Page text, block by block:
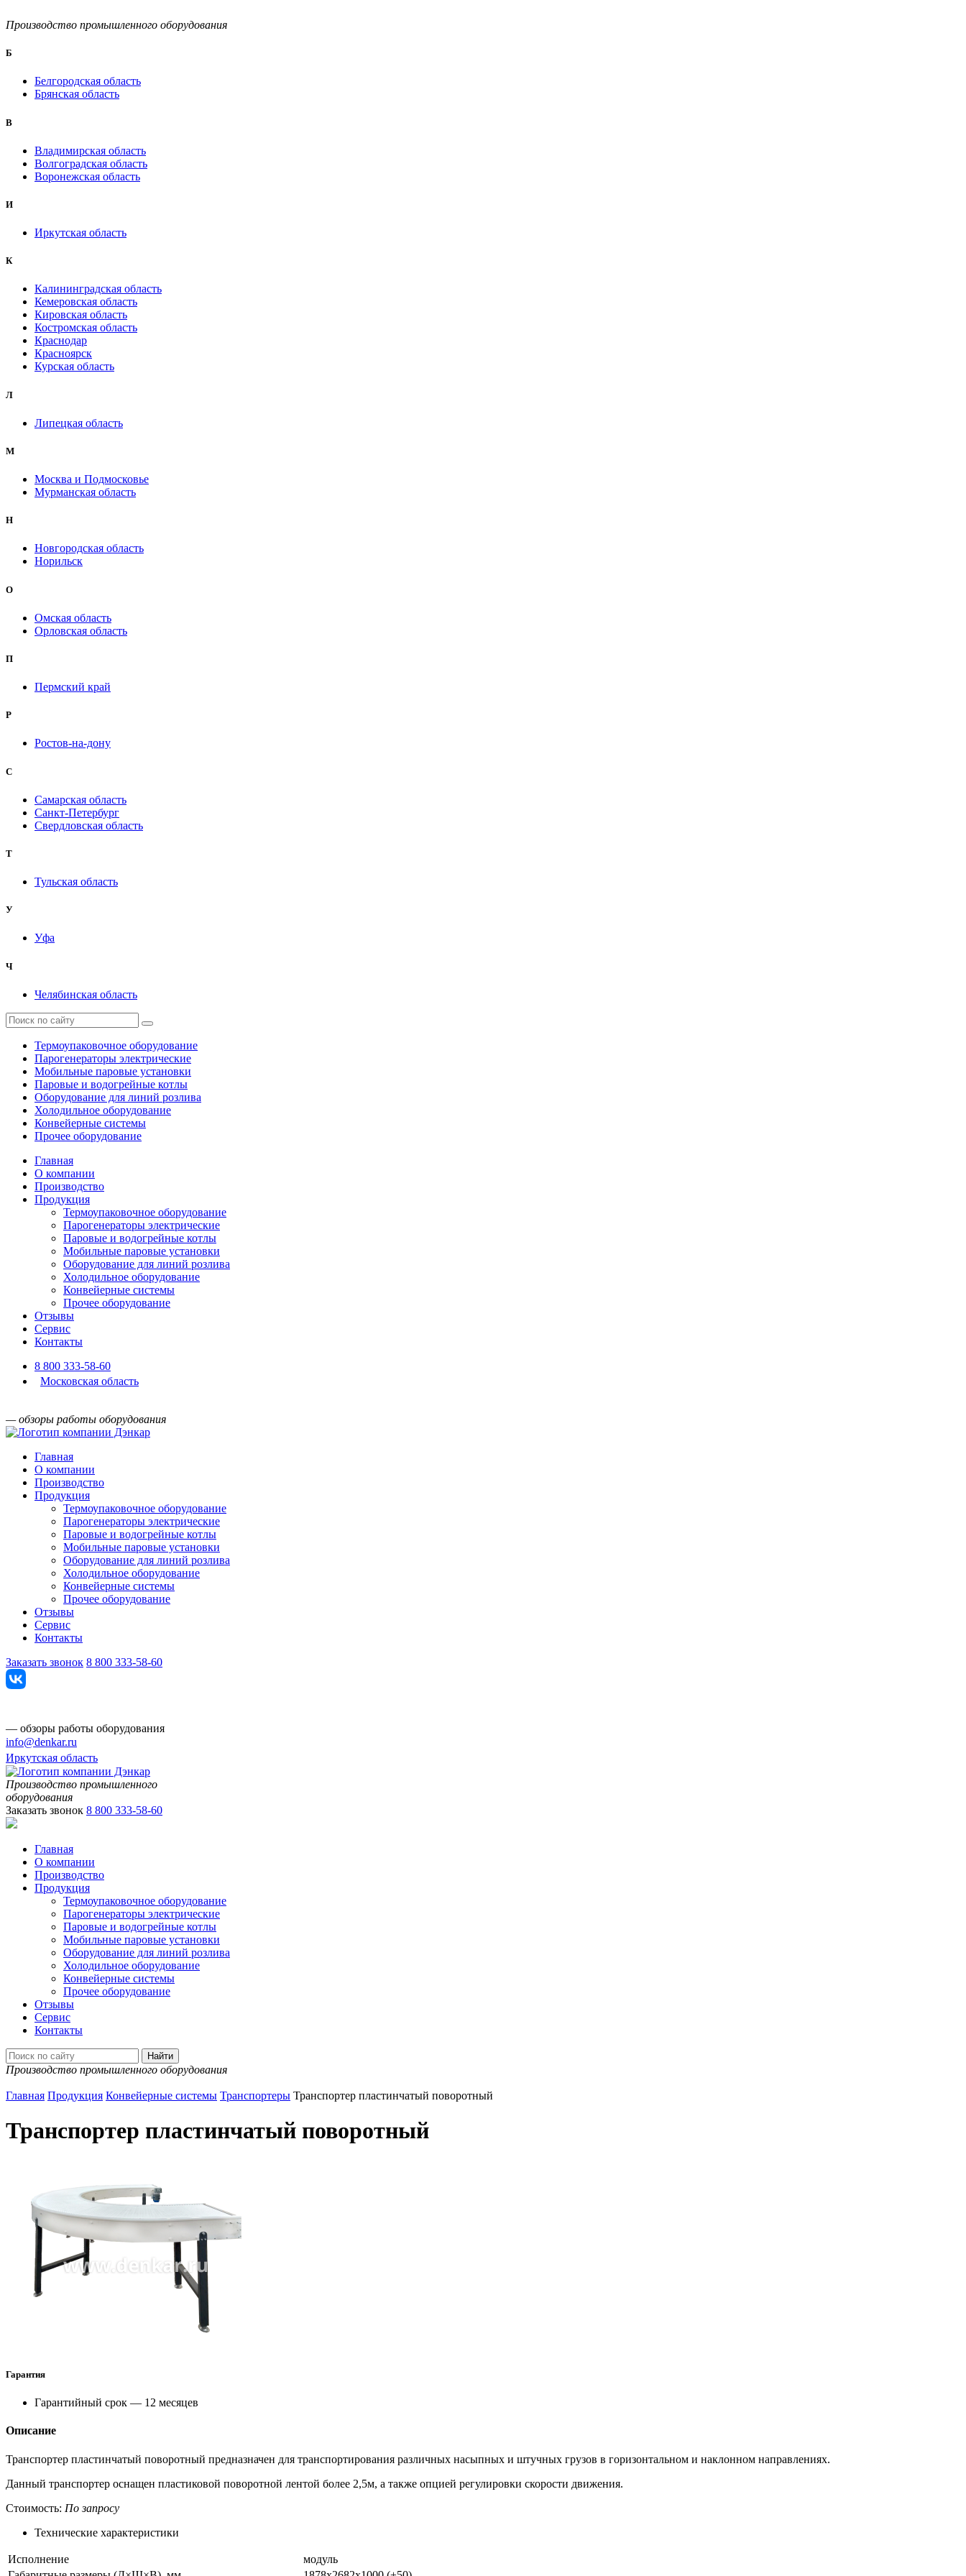
Производство промышленного оборудования
Б
Белгородская область
Брянская область
B
Владимирская область
Волгоградская область
Воронежская область
И
Иркутская область
К
Калининградская область
Кемеровская область
Кировская область
Костромская область
Краснодар
Красноярск
Курская область
Л
Липецкая область
М
Москва и Подмосковье
Мурманская область
Н
Новгородская область
Норильск
О
Омская область
Орловская область
П
Пермский край
Р
Ростов-на-дону
С
Самарская область
Санкт-Петербург
Свердловская область
Т
Тульская область
У
Уфа
Ч
Челябинская область
Термоупаковочное оборудование
Парогенераторы электрические
Мобильные паровые установки
Паровые и водогрейные котлы
Оборудование для линий розлива
Холодильное оборудование
Конвейерные системы
Прочее оборудование
Главная
О компании
Производство
Продукция
Термоупаковочное оборудование
Парогенераторы электрические
Паровые и водогрейные котлы
Мобильные паровые установки
Оборудование для линий розлива
Холодильное оборудование
Конвейерные системы
Прочее оборудование
Отзывы
Сервис
Контакты
8 800 333-58-60
Московская область
— обзоры работы оборудования
Главная
О компании
Производство
Продукция
Термоупаковочное оборудование
Парогенераторы электрические
Паровые и водогрейные котлы
Мобильные паровые установки
Оборудование для линий розлива
Холодильное оборудование
Конвейерные системы
Прочее оборудование
Отзывы
Сервис
Контакты
Заказать звонок 8 800 333-58-60
— обзоры работы оборудования
info@denkar.ru
Иркутская область
Производство промышленного
оборудования
Заказать звонок 8 800 333-58-60
Главная
О компании
Производство
Продукция
Термоупаковочное оборудование
Парогенераторы электрические
Паровые и водогрейные котлы
Мобильные паровые установки
Оборудование для линий розлива
Холодильное оборудование
Конвейерные системы
Прочее оборудование
Отзывы
Сервис
Контакты
Производство промышленного оборудования
Главная Продукция Конвейерные системы Транспортеры Транспортер пластинчатый поворотный
Транспортер пластинчатый поворотный
Гарантия
Гарантийный срок — 12 месяцев
Описание
Транспортер пластинчатый поворотный предназначен для транспортирования различных насыпных и штучных грузов в горизонтальном и наклонном направлениях.
Данный транспортер оснащен пластиковой поворотной лентой более 2,5м, а также опцией регулировки скорости движения.
Стоимость: По запросу
Технические характеристики
Исполнение
модуль